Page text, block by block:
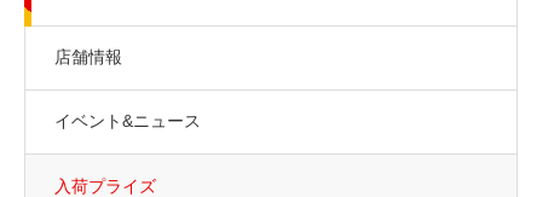
店舗情報
イベント&ニュース
入荷プライズ